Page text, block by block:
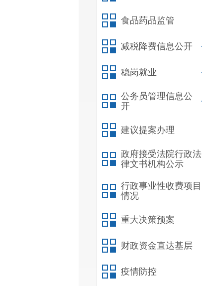
食品药品监管
减税降费信息公开
稳岗就业
公务员管理信息公
开
建议提案办理
政府接受法院行政法
律文书机构公示
行政事业性收费项目
情况
重大决策预案
财政资金直达基层
疫情防控